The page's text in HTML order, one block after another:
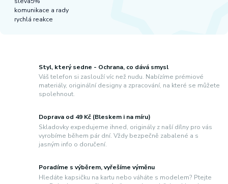
Styl, který sedne - Ochrana, co dává smysl
Váš telefon si zaslouží víc než nudu. Nabízíme prémiové
materiály, originální designy a zpracování, na které se můžete
spolehnout.
Doprava od 49 Kč (Bleskem i na míru)
Skladovky expedujeme ihned, originály z naší dílny pro vás
vyrobíme během pár dní. Vždy bezpečně zabalené a s
jasným info o doručení.
Poradíme s výběrem, vyřešíme výměnu
Hledáte kapsičku na kartu nebo váháte s modelem? Ptejte
komunikace a rady
rychlá reakce